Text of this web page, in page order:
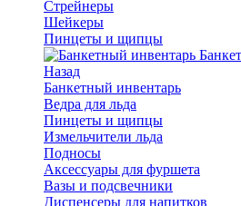
Стрейнеры
Шейкеры
Пинцеты и щипцы
Назад
Банкетный инвентарь
Ведра для льда
Пинцеты и щипцы
Измельчители льда
Подносы
Аксессуары для фуршета
Вазы и подсвечники
Диспенсеры для напитков